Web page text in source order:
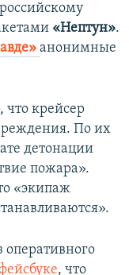
«Нептун».
анонимные
, что крейсер
По их
детонации
пожара».
«экипаж
оперативного
, что